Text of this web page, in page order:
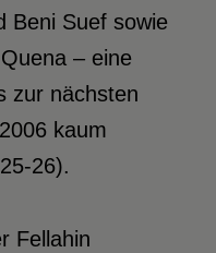
Beni Suef sowie
– eine
zur nächsten
kaum
26).
Fellahin